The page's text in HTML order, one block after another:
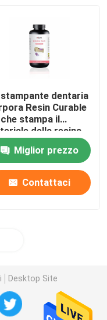
dentaria
Resin Curable
stampa il
della resina
Miglior prezzo
Contattaci
Desktop Site